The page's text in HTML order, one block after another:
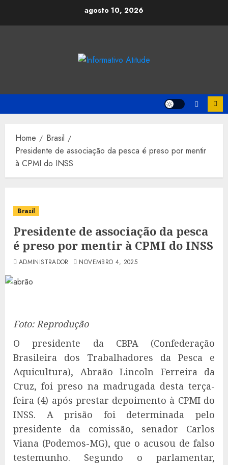
agosto 10, 2026
Home
Brasil
Presidente de associação da pesca é preso por mentir
à CPMI do INSS
Brasil
Presidente de associação da pesca
é preso por mentir à CPMI do INSS
ADMINISTRADOR NOVEMBRO 4, 2025
Foto: Reprodução
O presidente da CBPA (Confederação
Brasileira dos Trabalhadores da Pesca e
Aquicultura), Abraão Lincoln Ferreira da
Cruz, foi preso na madrugada desta terça-
feira (4) após prestar depoimento à CPMI do
INSS. A prisão foi determinada pelo
presidente da comissão, senador Carlos
Viana (Podemos-MG), que o acusou de falso
testemunho. Segundo o parlamentar,